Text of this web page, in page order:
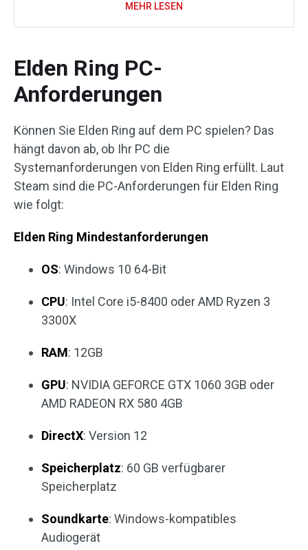
MEHR LESEN
Elden Ring PC-
Anforderungen
Können Sie Elden Ring auf dem PC spielen? Das
hängt davon ab, ob Ihr PC die
Systemanforderungen von Elden Ring erfüllt. Laut
Steam sind die PC-Anforderungen für Elden Ring
wie folgt:
Elden Ring Mindestanforderungen
OS: Windows 10 64-Bit
CPU: Intel Core i5-8400 oder AMD Ryzen 3
3300X
RAM: 12GB
GPU: NVIDIA GEFORCE GTX 1060 3GB oder
AMD RADEON RX 580 4GB
DirectX: Version 12
Speicherplatz: 60 GB verfügbarer
Speicherplatz
Soundkarte: Windows-kompatibles
Audiogerät